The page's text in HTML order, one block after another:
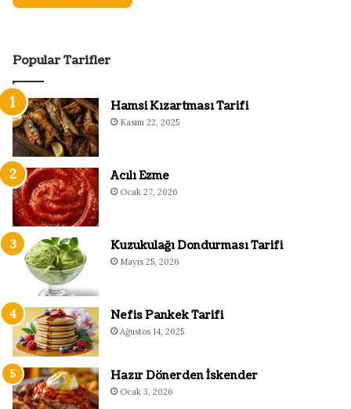
Popular Tarifler
Hamsi Kızartması Tarifi
Kasım 22, 2025
Acılı Ezme
Ocak 27, 2026
Kuzukulağı Dondurması Tarifi
Mayıs 25, 2026
Nefis Pankek Tarifi
Ağustos 14, 2025
Hazır Dönerden İskender
Ocak 3, 2026